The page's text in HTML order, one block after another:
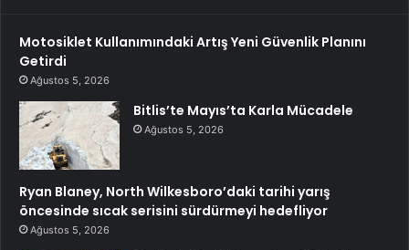
Motosiklet Kullanımındaki Artış Yeni Güvenlik Planını
Getirdi
Ağustos 5, 2026
Bitlis’te Mayıs’ta Karla Mücadele
Ağustos 5, 2026
Ryan Blaney, North Wilkesboro’daki tarihi yarış
öncesinde sıcak serisini sürdürmeyi hedefliyor
Ağustos 5, 2026